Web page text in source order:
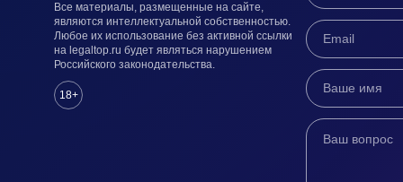
Все материалы, размещенные на сайте,
являются интеллектуальной собственностью.
Любое их использование без активной ссылки
на legaltop.ru будет являться нарушением
Российского законодательства.
18+